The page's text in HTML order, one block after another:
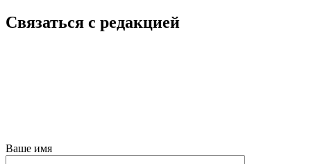
Связаться с редакцией
Ваше имя